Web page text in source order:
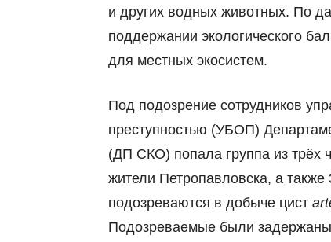
и других водных животных. По
поддержании экологического
для местных экосистем.
Под подозрение сотрудников
преступностью (УБОП)
(ДП СКО) попала группа из трёх
жители Петропавловска, а
подозреваются в добыче цист
Подозреваемые были задержаны